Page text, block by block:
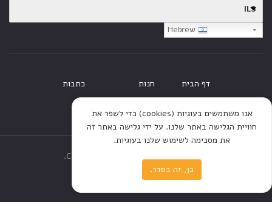
ILS
דף הבית חנות כתבות
Copyright © 2020 All rights reserved.
אנו משתמשים בעוגיות (cookies) כדי לשפר את
חוויית הגלישה באתר שלנו. על ידי גלישה באתר זה
את מסכימה לשימוש שלנו בעוגיות.
כן, זה בסדר.